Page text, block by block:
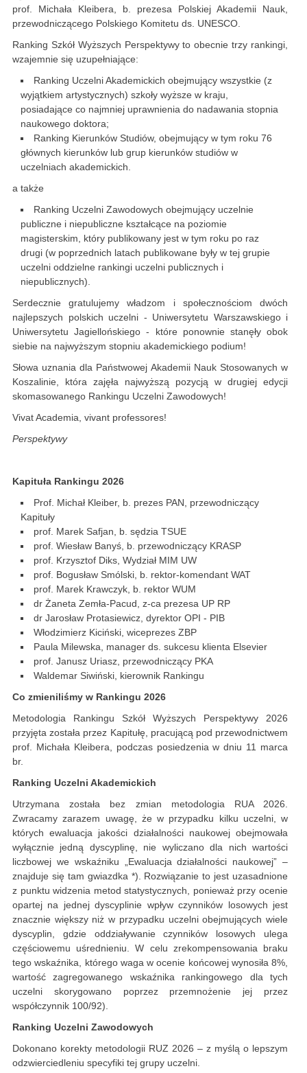
prof. Michała Kleibera, b. prezesa Polskiej Akademii Nauk,
przewodniczącego Polskiego Komitetu ds. UNESCO.
Ranking Szkół Wyższych Perspektywy to obecnie trzy rankingi,
wzajemnie się uzupełniające:
Ranking Uczelni Akademickich obejmujący wszystkie (z
wyjątkiem artystycznych) szkoły wyższe w kraju,
posiadające co najmniej uprawnienia do nadawania stopnia
naukowego doktora;
Ranking Kierunków Studiów, obejmujący w tym roku 76
głównych kierunków lub grup kierunków studiów w
uczelniach akademickich.
a także
Ranking Uczelni Zawodowych obejmujący uczelnie
publiczne i niepubliczne kształcące na poziomie
magisterskim, który publikowany jest w tym roku po raz
drugi (w poprzednich latach publikowane były w tej grupie
uczelni oddzielne rankingi uczelni publicznych i
niepublicznych).
Serdecznie gratulujemy władzom i społecznościom dwóch
najlepszych polskich uczelni - Uniwersytetu Warszawskiego i
Uniwersytetu Jagiellońskiego - które ponownie stanęły obok
siebie na najwyższym stopniu akademickiego podium!
Słowa uznania dla Państwowej Akademii Nauk Stosowanych w
Koszalinie, która zajęła najwyższą pozycją w drugiej edycji
skomasowanego Rankingu Uczelni Zawodowych!
Vivat Academia, vivant professores!
Perspektywy
Kapituła Rankingu 2026
Prof. Michał Kleiber, b. prezes PAN, przewodniczący
Kapituły
prof. Marek Safjan, b. sędzia TSUE
prof. Wiesław Banyś, b. przewodniczący KRASP
prof. Krzysztof Diks, Wydział MIM UW
prof. Bogusław Smólski, b. rektor-komendant WAT
prof. Marek Krawczyk, b. rektor WUM
dr Żaneta Zemła-Pacud, z-ca prezesa UP RP
dr Jarosław Protasiewicz, dyrektor OPI - PIB
Włodzimierz Kiciński, wiceprezes ZBP
Paula Milewska, manager ds. sukcesu klienta Elsevier
prof. Janusz Uriasz, przewodniczący PKA
Waldemar Siwiński, kierownik Rankingu
Co zmieniliśmy w Rankingu 2026
Metodologia Rankingu Szkół Wyższych Perspektywy 2026
przyjęta została przez Kapitułę, pracującą pod przewodnictwem
prof. Michała Kleibera, podczas posiedzenia w dniu 11 marca
br.
Ranking Uczelni Akademickich
Utrzymana została bez zmian metodologia RUA 2026.
Zwracamy zarazem uwagę, że w przypadku kilku uczelni, w
których ewaluacja jakości działalności naukowej obejmowała
wyłącznie jedną dyscyplinę, nie wyliczano dla nich wartości
liczbowej we wskaźniku „Ewaluacja działalności naukowej” –
znajduje się tam gwiazdka *). Rozwiązanie to jest uzasadnione
z punktu widzenia metod statystycznych, ponieważ przy ocenie
opartej na jednej dyscyplinie wpływ czynników losowych jest
znacznie większy niż w przypadku uczelni obejmujących wiele
dyscyplin, gdzie oddziaływanie czynników losowych ulega
częściowemu uśrednieniu. W celu zrekompensowania braku
tego wskaźnika, którego waga w ocenie końcowej wynosiła 8%,
wartość zagregowanego wskaźnika rankingowego dla tych
uczelni skorygowano poprzez przemnożenie jej przez
współczynnik 100/92).
Ranking Uczelni Zawodowych
Dokonano korekty metodologii RUZ 2026 – z myślą o lepszym
odzwierciedleniu specyfiki tej grupy uczelni.